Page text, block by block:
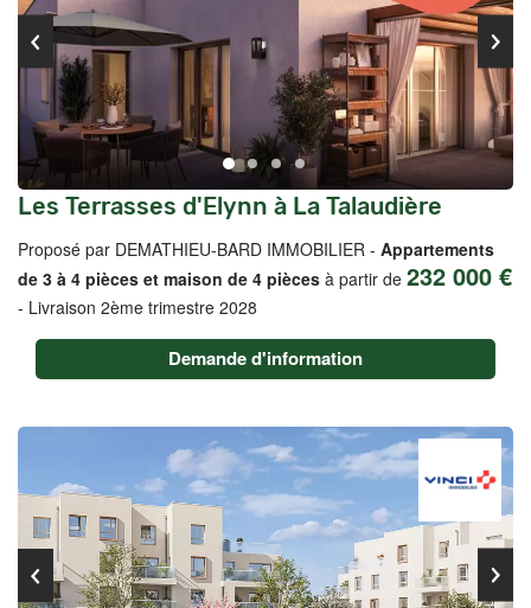
Les Terrasses d'Elynn à La Talaudière
Proposé par DEMATHIEU-BARD IMMOBILIER - Appartements
de 3 à 4 pièces et maison de 4 pièces à partir de 232 000 €
- Livraison 2ème trimestre 2028
Demande d'information